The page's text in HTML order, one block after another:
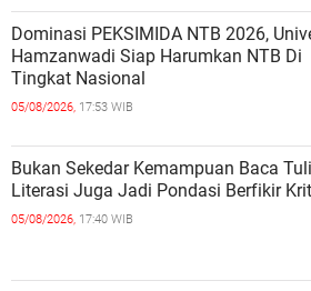
Dominasi PEKSIMIDA NTB 2026,
Hamzanwadi Siap Harumkan NTB Di
Tingkat Nasional
05/08/2026, 17:53 WIB
Bukan Sekedar Kemampuan Baca
Literasi Juga Jadi Pondasi Berfikir
05/08/2026, 17:40 WIB